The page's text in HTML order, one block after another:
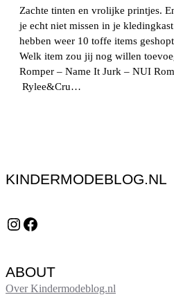
Zachte tinten en vrolijke printjes.
je echt niet missen in je
hebben weer 10 toffe items
Welk item zou jij nog willen
Romper – Name It Jurk – NUI
Rylee&Cru…
KINDERMODEBLOG.NL
Instagram Facebook
ABOUT
Over Kindermodeblog.nl